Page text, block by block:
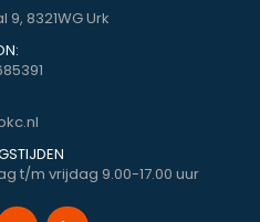
9, 8321WG Urk
t/m vrijdag 9.00-17.00 uur